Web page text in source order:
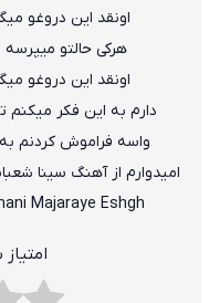
اونقد این دروغو
هرکی حالتو
اونقد این دروغو
دارم به این فکر
واسه فراموش کردنم
امیدوارم از آهنگ سینا
Majaraye Eshgh